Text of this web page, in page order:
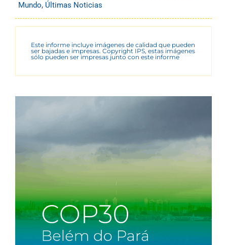
Mundo, Últimas Noticias
Este informe incluye imágenes de calidad que pueden
ser bajadas e impresas. Copyright IPS, estas imágenes
sólo pueden ser impresas junto con este informe